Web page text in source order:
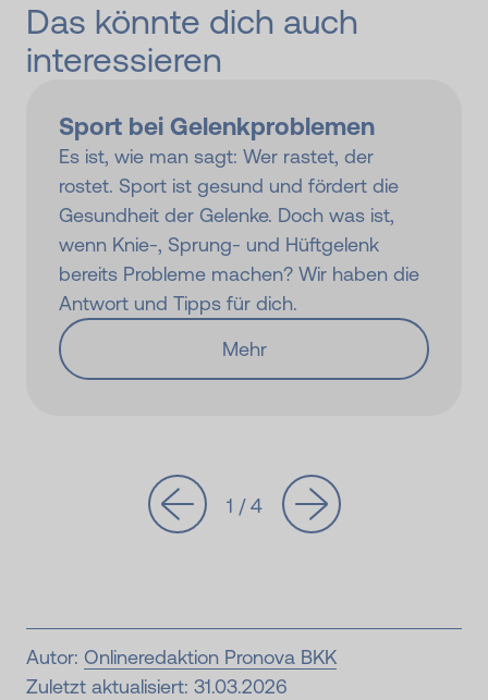
Das könnte dich auch
interessieren
Sport bei Gelenkproblemen
Es ist, wie man sagt: Wer rastet, der
rostet. Sport ist gesund und fördert die
Gesundheit der Gelenke. Doch was ist,
wenn Knie-, Sprung- und Hüftgelenk
bereits Probleme machen? Wir haben die
Antwort und Tipps für dich.
Mehr
1 / 4
Autor: Onlineredaktion Pronova BKK
Zuletzt aktualisiert: 31.03.2026